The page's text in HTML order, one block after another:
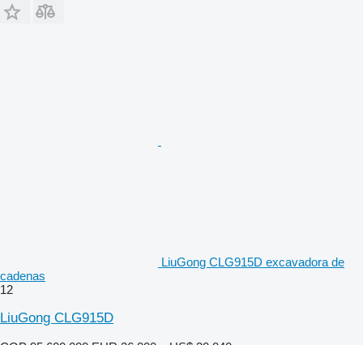
LiuGong CLG915D excavadora de
cadenas
12
LiuGong CLG915D